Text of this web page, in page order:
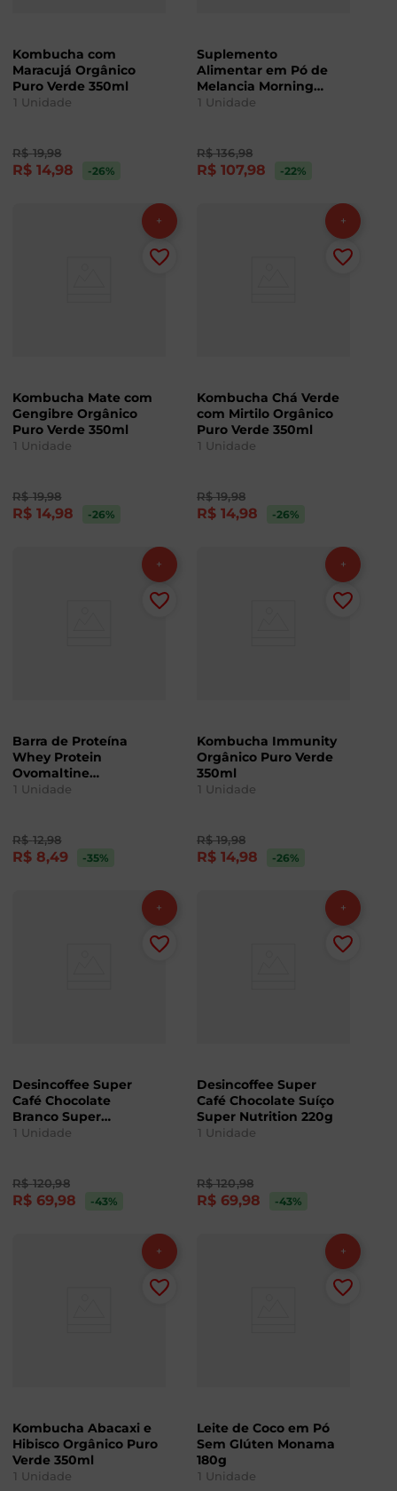
Kombucha com
Maracujá Orgânico
Puro Verde 350ml
1 Unidade
R$ 19,98
R$ 14,98 -26%
Suplemento
Alimentar em Pó de
Melancia Morning
Shot 2.0 Sublyme
1 Unidade
R$ 136,98
R$ 107,98 -22%
Kombucha Mate com
Gengibre Orgânico
Puro Verde 350ml
1 Unidade
R$ 19,98
R$ 14,98 -26%
Kombucha Chá Verde
com Mirtilo Orgânico
Puro Verde 350ml
1 Unidade
R$ 19,98
R$ 14,98 -26%
Barra de Proteína
Whey Protein
Ovomaltine
Integralmedica 45g
1 Unidade
R$ 12,98
R$ 8,49 -35%
Kombucha Immunity
Orgânico Puro Verde
350ml
1 Unidade
R$ 19,98
R$ 14,98 -26%
Desincoffee Super
Café Chocolate
Branco Super
Nutrition 220g
1 Unidade
R$ 120,98
R$ 69,98 -43%
Desincoffee Super
Café Chocolate Suíço
Super Nutrition 220g
1 Unidade
R$ 120,98
R$ 69,98 -43%
Kombucha Abacaxi e
Hibisco Orgânico Puro
Verde 350ml
1 Unidade
Leite de Coco em Pó
Sem Glúten Monama
180g
1 Unidade